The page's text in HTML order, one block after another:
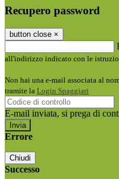
Recupero password
button close ×
all'indirizzo indicato con le
Non hai una e-mail associata al
tramite la Login Spaggiari
E-mail inviata, si prega di
Errore
Chiudi
Successo